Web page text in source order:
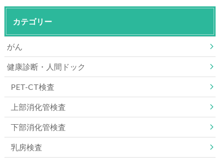
カテゴリー
がん
健康診断・人間ドック
PET-CT検査
上部消化管検査
下部消化管検査
乳房検査